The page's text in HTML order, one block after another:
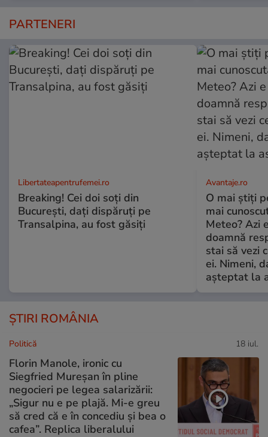
PARTENERI
Libertateapentrufemei.ro
Breaking! Cei doi soți din
București, dați dispăruți pe
Transalpina, au fost găsiți
Avantaje.ro
O mai știți
mai
Meteo? Azi
doamnă
stai să vezi
ei. Nimeni,
așteptat la
ȘTIRI ROMÂNIA
Politică 18 iul.
Florin Manole, ironic cu
Siegfried Mureșan în pline
negocieri pe legea salarizării:
„Sigur nu e pe plajă. Mi-e greu
să cred că e în concediu și bea o
cafea”. Replica liberalului